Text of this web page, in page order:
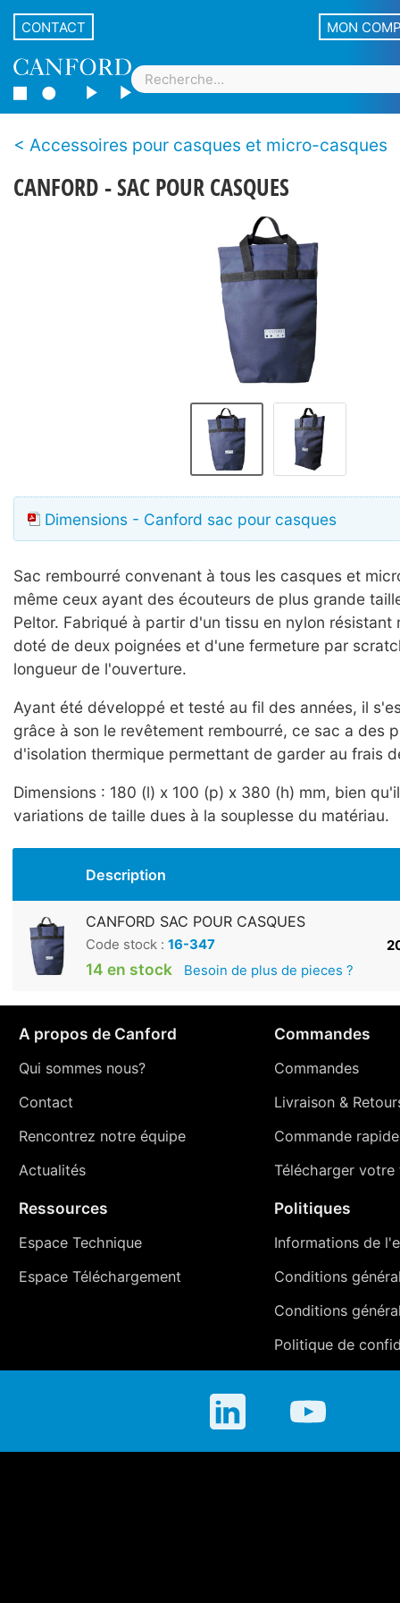
CONTACT MON
Accessoires pour casques et micro-casques
CANFORD - SAC POUR CASQUES
Dimensions - Canford sac pour casques
Sac rembourré convenant à tous les casques et
même ceux ayant des écouteurs de plus grande
Peltor. Fabriqué à partir d'un tissu en nylon résistant
doté de deux poignées et d'une fermeture par
longueur de l'ouverture.
Ayant été développé et testé au fil des années, il
grâce à son le revêtement rembourré, ce sac a des
d'isolation thermique permettant de garder au frais
Dimensions : 180 (l) x 100 (p) x 380 (h) mm, bien
variations de taille dues à la souplesse du matériau.
Description
CANFORD SAC POUR CASQUES
Code stock : 16-347
14 en stock Besoin de plus de pieces ?
A propos de Canford
Qui sommes nous?
Contact
Rencontrez notre équipe
Actualités
Commandes
Commandes
Livraison&
Commande rapide
Télécharger votre
Ressources
Espace Technique
Espace Téléchargement
Politiques
Informations de
Conditions
Conditions
Politique de